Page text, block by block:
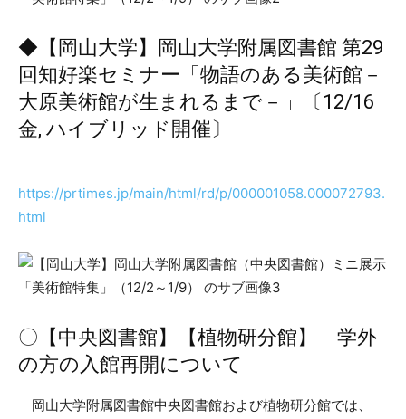
◆【岡山大学】岡山大学附属図書館 第29
回知好楽セミナー「物語のある美術館－
大原美術館が生まれるまで－」〔12/16
金, ハイブリッド開催〕
https://prtimes.jp/main/html/rd/p/000001058.000072793.
html
〇【中央図書館】【植物研分館】 学外
の方の入館再開について
岡山大学附属図書館中央図書館および植物研分館では、